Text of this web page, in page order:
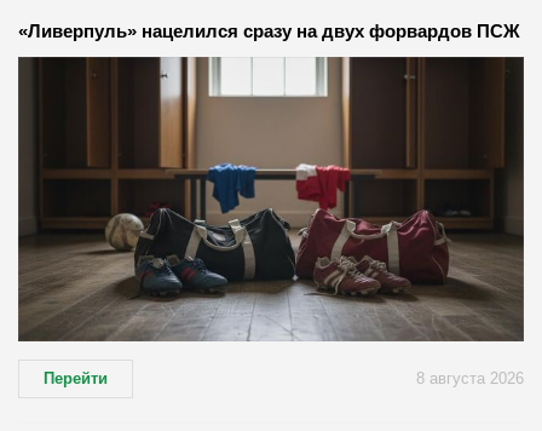
«Ливерпуль» нацелился сразу на двух форвардов ПСЖ
Перейти 8 августа 2026